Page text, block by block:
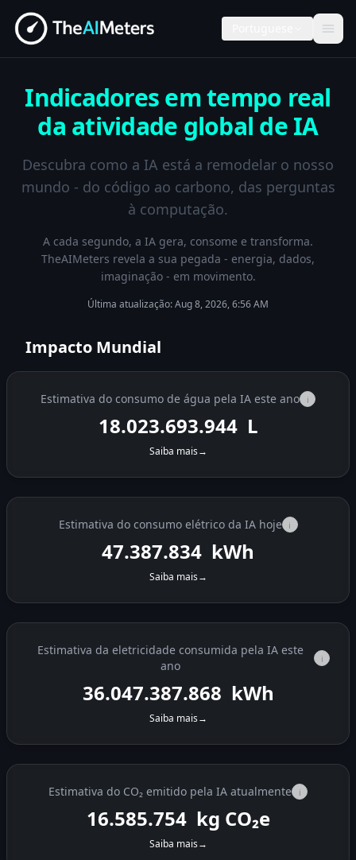
Indicadores em tempo real
da atividade global de IA
Descubra como a IA está a remodelar o nosso
mundo - do código ao carbono, das perguntas
à computação.
A cada segundo, a IA gera, consome e transforma.
TheAIMeters revela a sua pegada - energia, dados,
imaginação - em movimento.
Última atualização:Aug 8, 2026, 6:56 AM
Impacto Mundial
Estimativa do consumo de água pela IA este ano i
18.023.694.567 L
Saiba mais→
Estimativa do consumo elétrico da IA hoje i
47.389.081 kWh
Saiba mais→
Estimativa da eletricidade consumida pela IA este
ano
i
36.047.389.117 kWh
Saiba mais→
Estimativa do CO₂ emitido pela IA atualmente i
16.586.191 kg CO₂e
Saiba mais→